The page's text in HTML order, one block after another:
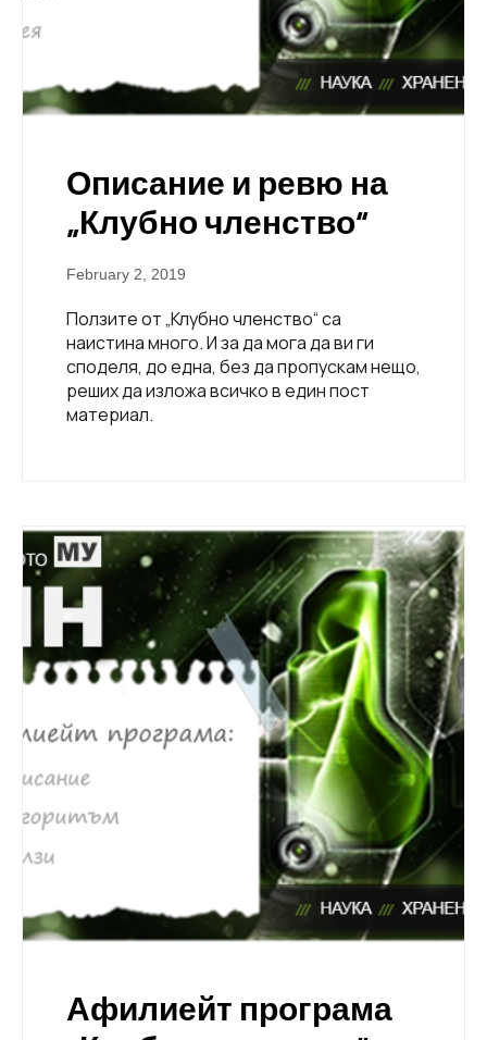
Описание и ревю на
„Клубно членство“
February 2, 2019
Ползите от „Клубно членство“ са
наистина много. И за да мога да ви ги
споделя, до една, без да пропускам нещо,
реших да изложа всичко в един пост
материал.
Афилиейт програма